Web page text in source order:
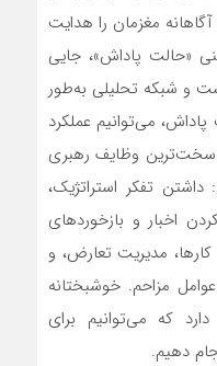
مغزمان را هدایت
«حالت پاداش»، جایی
و شبکه تحلیلی به‌طور
می‌توانیم عملکرد
سخت‌ترین وظایف رهبری
تفکر استراتژیک،
اخبار و بازخوردهای
مدیریت تعارض، و
مزاحم. خوشبختانه
که می‌توانیم برای
دهیم.